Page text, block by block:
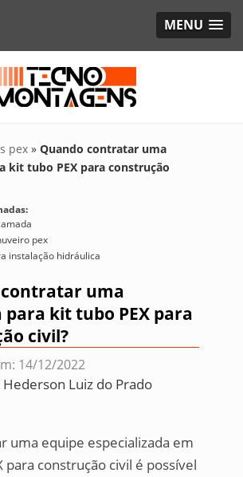
MENU
pex » Quando contratar uma
kit tubo PEX para construção
pex
instalação hidráulica
uma
para kit tubo PEX para
civil?
14/12/2022
Hederson Luiz do Prado
uma equipe especializada em
para construção civil é possível